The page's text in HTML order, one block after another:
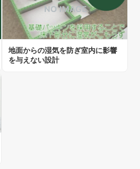
地面からの湿気を防ぎ室内に影響
を与えない設計